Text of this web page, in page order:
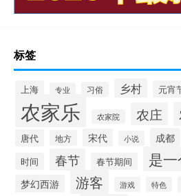
标签
上海 专业 习俗 乡村 元宵
农家乐 农家院 农庄
唐代 地方 宋代 小说 成都
时间 春节 春节期间 是
梦幻西游 游客 游戏 特色